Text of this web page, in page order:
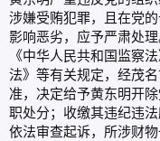
涉嫌受贿犯罪，且在党
影响恶劣，应予严肃处
《中华人民共和国监察
法》等有关规定，经茂
准，决定给予黄东明开
职处分；收缴其违纪违
依法审查起诉，所涉财物